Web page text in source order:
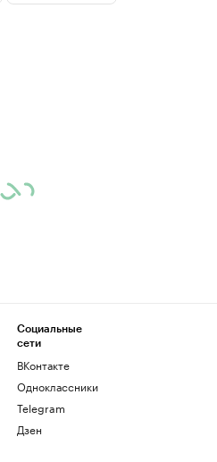
Социальные
сети
ВКонтакте
Одноклассники
Telegram
Дзен